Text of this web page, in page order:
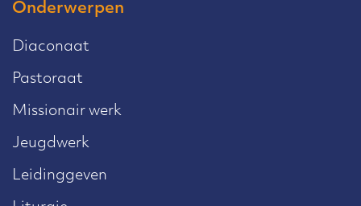
Onderwerpen
Diaconaat
Pastoraat
Missionair werk
Jeugdwerk
Leidinggeven